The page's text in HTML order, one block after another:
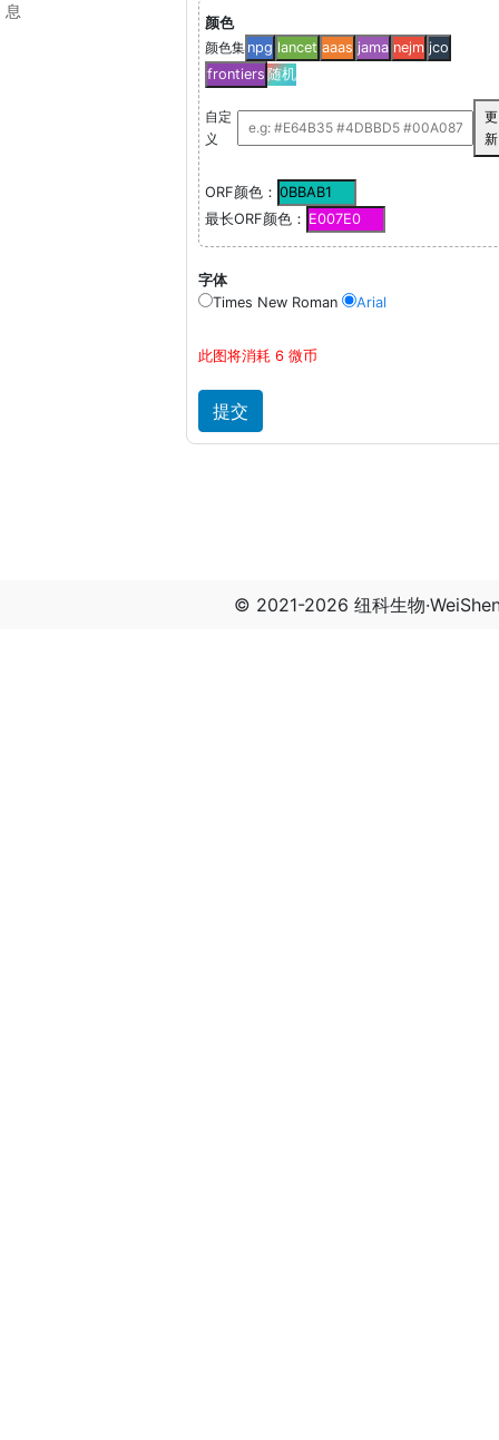
息
颜色
颜色集 npg lancet aaas jama nejm jco
frontiers 随机
自定
义
更
新
ORF颜色：
最长ORF颜色：
字体
Times New Roman
Arial
此图将消耗 6 微币
© 2021-2026 纽科生物